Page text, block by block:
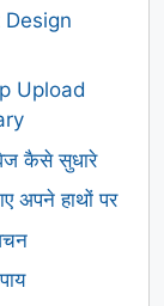
Design
Upload
कैसे सुधारे
अपने हाथों पर